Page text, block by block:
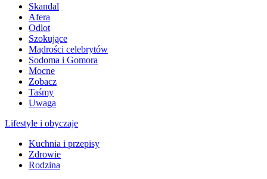
Skandal
Afera
Odlot
Szokujące
Mądrości celebrytów
Sodoma i Gomora
Mocne
Zobacz
Taśmy
Uwaga
Lifestyle i obyczaje
Kuchnia i przepisy
Zdrowie
Rodzina